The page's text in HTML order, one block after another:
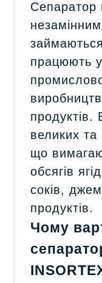
Сепаратор
працюють у
продуктів.
великих та
що
обсягів
соків,
продуктів.
Чому